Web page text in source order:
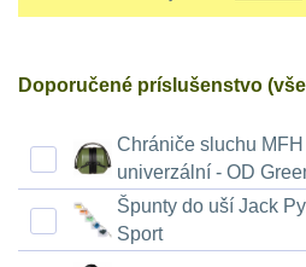
lm
Svítilny
AA/AAA/14500
Li-
Ion
Univerzalní
tašky
na
zbraně
střední
Príslušenstvo
pre
Taktické svietidlá10
Lucerny a kempingové
lampy1
Potápačské svetlá
Doporučené príslušenstvo
Chrániče sluchu
univerzální - OD
Špunty do uší Jack
Sport